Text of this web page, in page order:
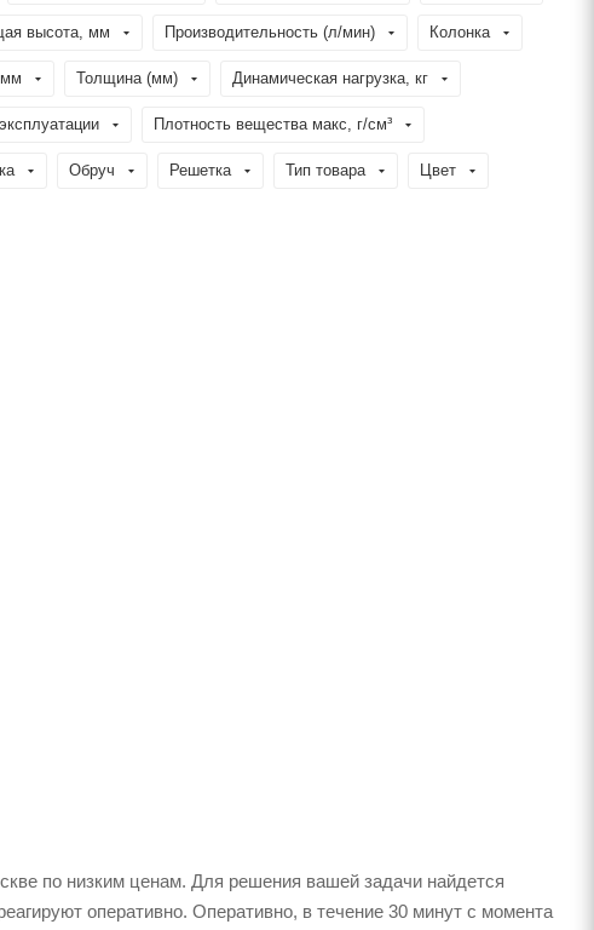
высота, мм Производительность (л/мин) Колонка
Толщина (мм) Динамическая нагрузка, кг
Плотность вещества макс, г/см³
Обруч Решетка Тип товара Цвет
по низким ценам. Для решения вашей задачи найдется
оперативно. Оперативно, в течение 30 минут с момента